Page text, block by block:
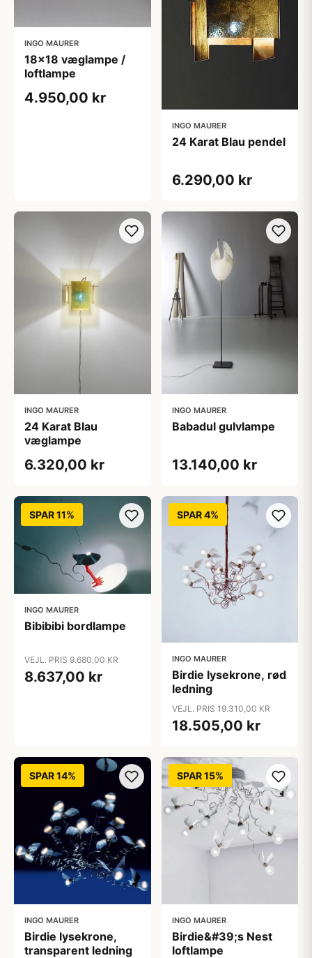
INGO MAURER
18x18 væglampe /
loftlampe
4.950,00 kr
INGO MAURER
24 Karat Blau pendel
6.290,00 kr
INGO MAURER
24 Karat Blau
væglampe
6.320,00 kr
INGO MAURER
Babadul gulvlampe
13.140,00 kr
SPAR 11%
INGO MAURER
Bibibibi bordlampe
VEJL. PRIS 9.680,00 KR
8.637,00 kr
SPAR 4%
INGO MAURER
Birdie lysekrone, rød
ledning
VEJL. PRIS 19.310,00 KR
18.505,00 kr
SPAR 14%
INGO MAURER
Birdie lysekrone,
transparent ledning
SPAR 15%
INGO MAURER
Birdie&#39;s Nest
loftlampe